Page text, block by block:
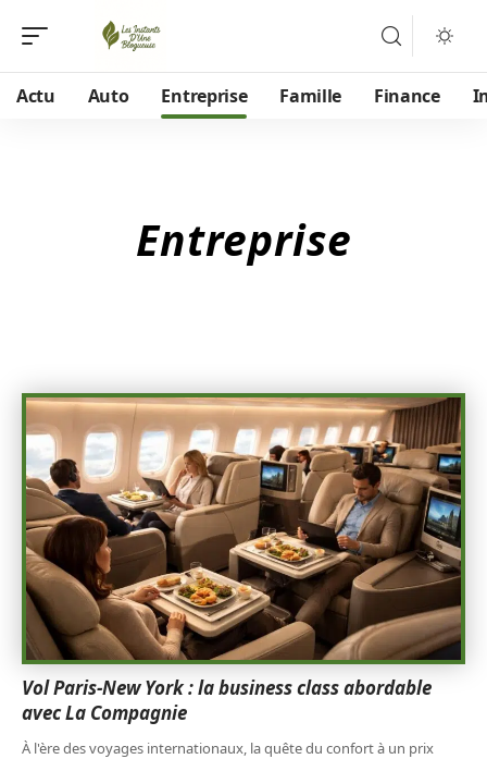
Actu Auto Entreprise Famille Finance
Entreprise
Vol Paris-New York : la business class abordable
avec La Compagnie
À l'ère des voyages internationaux, la quête du confort à un prix